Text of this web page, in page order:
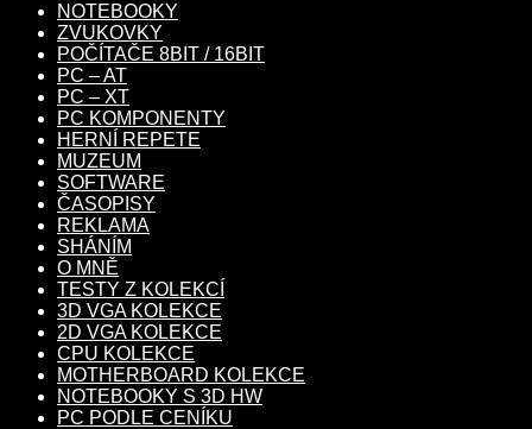
NOTEBOOKY
ZVUKOVKY
POČÍTAČE 8BIT / 16BIT
PC – AT
PC – XT
PC KOMPONENTY
HERNÍ REPETE
MUZEUM
SOFTWARE
ČASOPISY
REKLAMA
SHÁNÍM
O MNĚ
TESTY Z KOLEKCÍ
3D VGA KOLEKCE
2D VGA KOLEKCE
CPU KOLEKCE
MOTHERBOARD KOLEKCE
NOTEBOOKY S 3D HW
PC PODLE CENÍKU